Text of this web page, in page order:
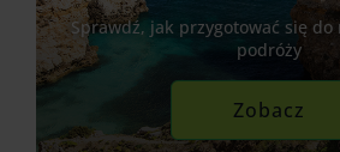
Sprawdź, jak przygotować się
podróży
Zobacz